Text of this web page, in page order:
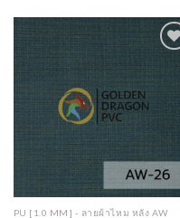
Wishlist
PU [1.0 MM] - ลายผ้าไหม หลัง AW